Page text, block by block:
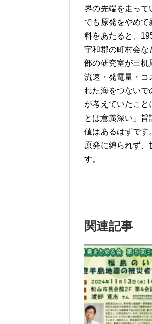
界の先端を走って
でも原発をやめ
料をあたると、
宇和郡の町村会な
部の研究室が三机
流速・発電量・コ
れた海をつないで
が考えていたこと
とは意義深い」
値はあるはずです
原発に縛られず
す。
関連記事